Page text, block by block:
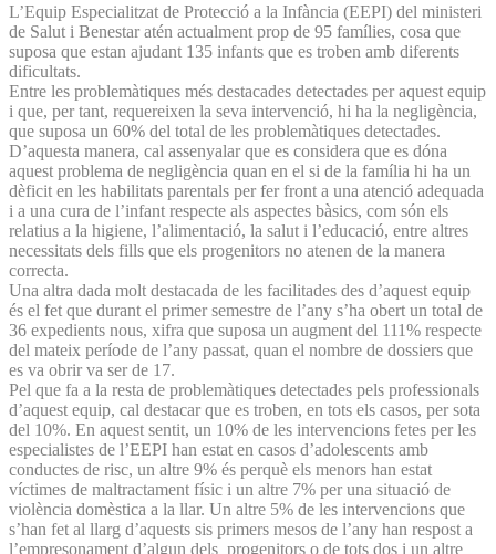
L’Equip Especialitzat de Protecció a la Infància (EEPI) del ministeri
de Salut i Benestar atén actualment prop de 95 famílies, cosa que
suposa que estan ajudant 135 infants que es troben amb diferents
dificultats.
Entre les problemàtiques més destacades detectades per aquest equip
i que, per tant, requereixen la seva intervenció, hi ha la negligència,
que suposa un 60% del total de les problemàtiques detectades.
D’aquesta manera, cal assenyalar que es considera que es dóna
aquest problema de negligència quan en el si de la família hi ha un
dèficit en les habilitats parentals per fer front a una atenció adequada
i a una cura de l’infant respecte als aspectes bàsics, com són els
relatius a la higiene, l’alimentació, la salut i l’educació, entre altres
necessitats dels fills que els progenitors no atenen de la manera
correcta.
Una altra dada molt destacada de les facilitades des d’aquest equip
és el fet que durant el primer semestre de l’any s’ha obert un total de
36 expedients nous, xifra que suposa un augment del 111% respecte
del mateix període de l’any passat, quan el nombre de dossiers que
es va obrir va ser de 17.
Pel que fa a la resta de problemàtiques detectades pels professionals
d’aquest equip, cal destacar que es troben, en tots els casos, per sota
del 10%. En aquest sentit, un 10% de les intervencions fetes per les
especialistes de l’EEPI han estat en casos d’adolescents amb
conductes de risc, un altre 9% és perquè els menors han estat
víctimes de maltractament físic i un altre 7% per una situació de
violència domèstica a la llar. Un altre 5% de les intervencions que
s’han fet al llarg d’aquests sis primers mesos de l’any han respost a
l’empresonament d’algun dels progenitors o de tots dos i un altre